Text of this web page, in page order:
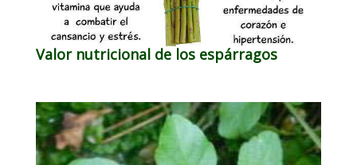
Valor nutricional de los espárragos